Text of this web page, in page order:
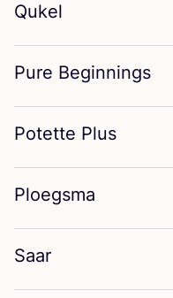
Qukel
Pure Beginnings
Potette Plus
Ploegsma
Saar